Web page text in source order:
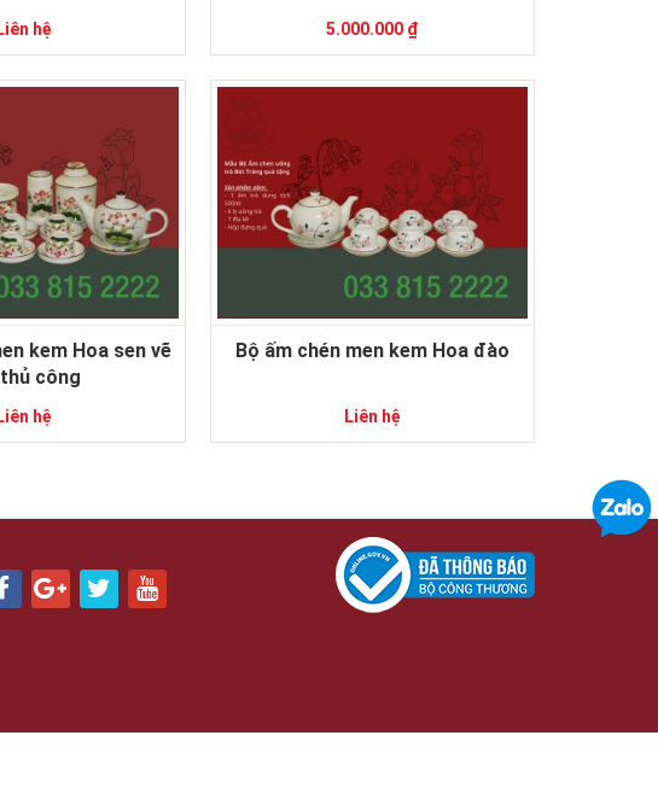
Liên hệ 5.000.000 ₫
sen vẽ
công
Liên hệ
Bộ ấm chén men kem Hoa đào
Liên hệ